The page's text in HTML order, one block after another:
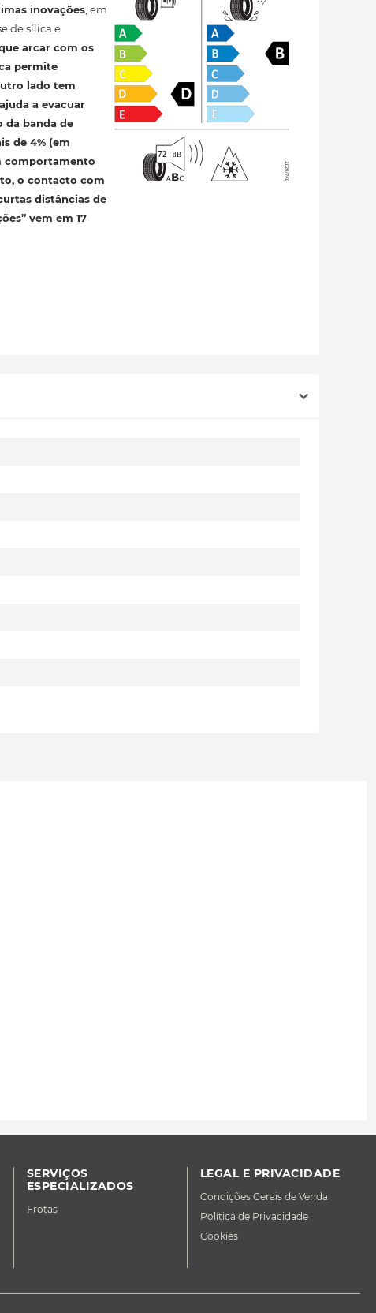
inovações , em
de sílica e
arcar com os
permite
lado tem
a evacuar
da banda de
de 4% (em
comportamento
o contacto com
distâncias de
vem em 17
SERVIÇOS
ESPECIALIZADOS
Frotas
LEGAL E PRIVACIDADE
Condições Gerais de Venda
Política de Privacidade
Cookies